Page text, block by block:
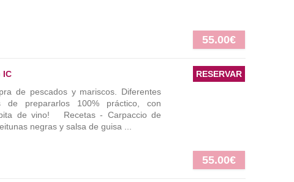
55.00€
IC
de pescados y mariscos. Diferentes
de prepararlos 100% práctico, con
de vino! Recetas - Carpaccio de
negras y salsa de guisa ...
RESERVAR
55.00€